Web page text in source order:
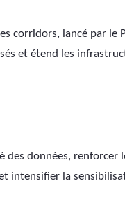
corridors, lancé par le
et étend les
données, renforcer
intensifier la